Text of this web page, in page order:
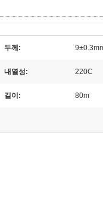
두께:
내열성: 220C
길이: 80m